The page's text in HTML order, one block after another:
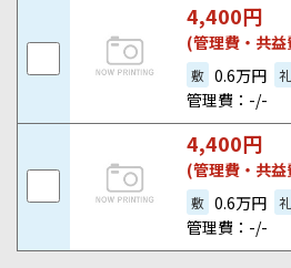
4,400円
(管理費・共益
敷 0.6万円 礼
管理費：-/-
4,400円
(管理費・共益
敷 0.6万円 礼
管理費：-/-